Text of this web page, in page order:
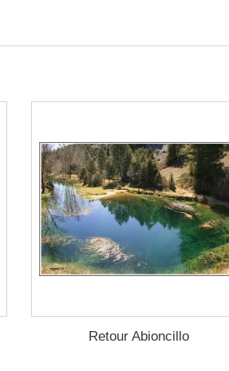
Retour Abioncillo